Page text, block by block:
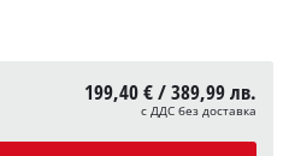
199,40 € / 389,99 лв.
с ДДС без доставка